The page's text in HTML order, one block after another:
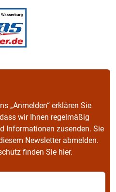
„Anmelden“ erklären Sie
wir Ihnen regelmäßig
Informationen zusenden. Sie
Newsletter abmelden.
finden Sie hier.